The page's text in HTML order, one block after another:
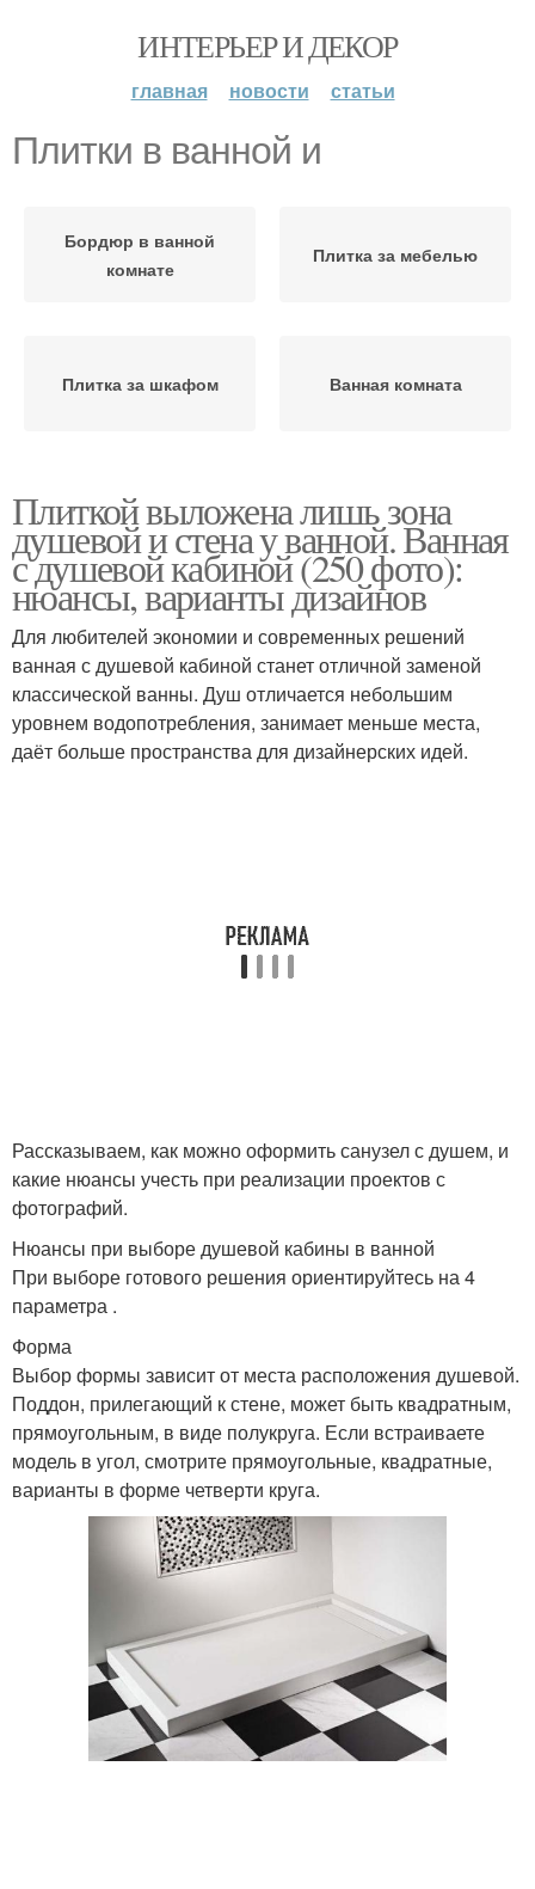
ИНТЕРЬЕР И ДЕКОР
главная новости статьи
Плитки в ванной и
Бордюр в ванной
комнате
Плитка за мебелью
Плитка за шкафом Ванная комната
Плиткой выложена лишь зона
душевой и стена у ванной. Ванная
с душевой кабиной (250 фото):
нюансы, варианты дизайнов
Для любителей экономии и современных решений
ванная с душевой кабиной станет отличной заменой
классической ванны. Душ отличается небольшим
уровнем водопотребления, занимает меньше места,
даёт больше пространства для дизайнерских идей.
Рассказываем, как можно оформить санузел с душем, и
какие нюансы учесть при реализации проектов с
фотографий.
Нюансы при выборе душевой кабины в ванной
При выборе готового решения ориентируйтесь на 4
параметра .
Форма
Выбор формы зависит от места расположения душевой.
Поддон, прилегающий к стене, может быть квадратным,
прямоугольным, в виде полукруга. Если встраиваете
модель в угол, смотрите прямоугольные, квадратные,
варианты в форме четверти круга.